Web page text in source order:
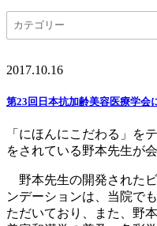
2017.10.16
第23回日本抗加齢美容医療学会
「にほんにこだわる」を
をされている野本先生が
野本先生の開発された
ンデーションは、当院で
ただいており、また、野